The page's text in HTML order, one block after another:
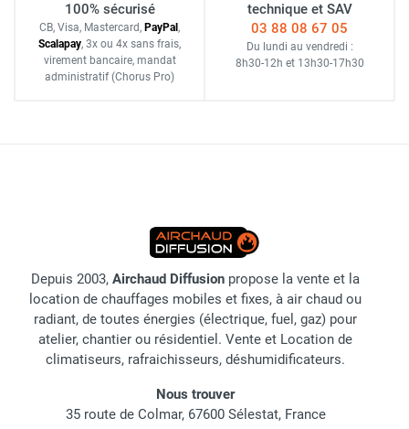
100% sécurisé
CB, Visa, Mastercard, PayPal ,
Scalapay, 3x ou 4x sans frais,
virement bancaire, mandat
administratif (Chorus Pro)
technique et SAV
03 88 08 67 05
Du lundi au vendredi :
8h30-12h et 13h30-17h30
Depuis 2003, Airchaud Diffusion propose la vente et la
location de chauffages mobiles et fixes, à air chaud ou
radiant, de toutes énergies (électrique, fuel, gaz) pour
atelier, chantier ou résidentiel. Vente et Location de
climatiseurs, rafraichisseurs, déshumidificateurs.
Nous trouver
35 route de Colmar, 67600 Sélestat, France